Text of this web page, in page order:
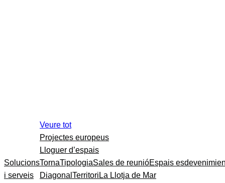
Solucions
i serveis
Veure tot
Projectes europeus
Lloguer d’espais
TornaTipologiaSales de reunióEspais
Diagonal Territori La Llotja de Mar